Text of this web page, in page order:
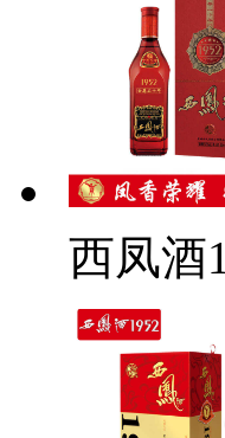
西凤酒